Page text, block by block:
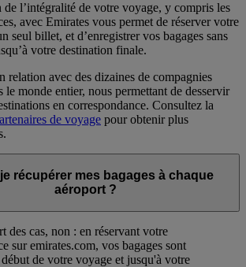
de l’intégralité de votre voyage, y compris les
avec Emirates vous permet de réserver votre
seul billet, et d’enregistrer vos bagages sans
votre destination finale.
relation avec des dizaines de compagnies
le monde entier, nous permettant de desservir
en correspondance. Consultez la
de voyage pour obtenir plus
récupérer mes bagages à chaque
aéroport ?
des cas, non : en réservant votre
sur emirates.com, vos bagages sont
de votre voyage et jusqu'à votre